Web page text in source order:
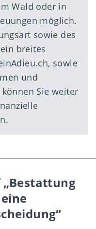
Wald oder in
möglich.
sowie des
breites
sowie
und
Sie weiter